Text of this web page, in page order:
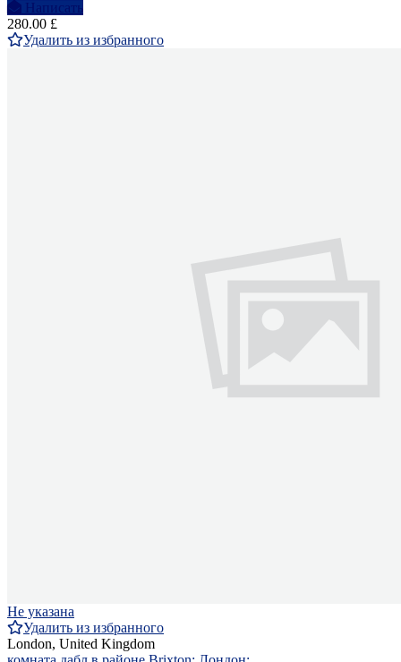
Написать
280.00 £
Удалить из избранного
Не указана
Удалить из избранного
London, United Kingdom